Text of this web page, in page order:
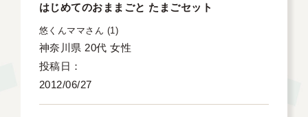
はじめてのおままごと たまごセット
悠くんママ 1
神奈川県 20代 女性
投稿日
2012/06/27